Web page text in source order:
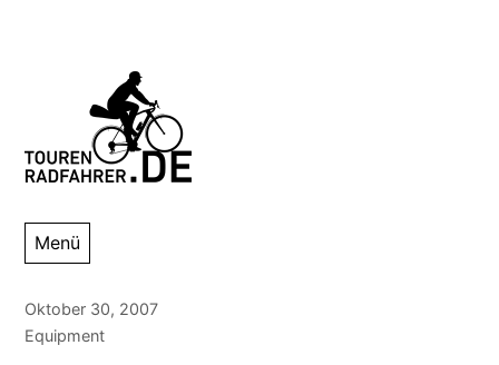
Tourenradfahrer
Danny Alexander Lettkemann
Menü
Oktober 30, 2007
Equipment